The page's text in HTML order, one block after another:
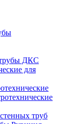
ДКС
для
труб